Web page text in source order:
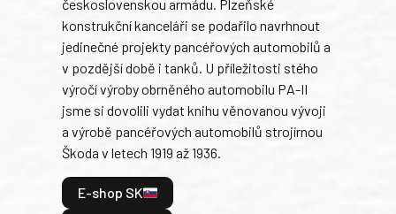
československou armádu. Plzeňské
konstrukční kanceláři se podařilo navrhnout
jedinečné projekty pancéřových automobilů a
v pozdější době i tanků. U příležitosti stého
výročí výroby obrněného automobilu PA-II
jsme si dovolili vydat knihu věnovanou vývoji
a výrobě pancéřových automobilů strojírnou
Škoda v letech 1919 až 1936.
E-shop SK